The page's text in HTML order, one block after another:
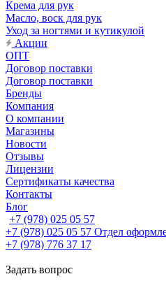
Крема для рук
Масло, воск для рук
Уход за ногтями и кутикулой
Акции
ОПТ
Договор поставки
Договор поставки
Бренды
Компания
О компании
Магазины
Новости
Отзывы
Лицензии
Сертификаты качества
Контакты
Блог
+7 (978) 025 05 57
+7 (978) 025 05 57 Отдел
+7 (978) 776 37 17
Задать вопрос